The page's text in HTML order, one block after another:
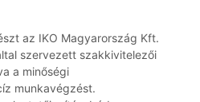
az IKO Magyarország Kft.
szervezett szakkivitelezői
a minőségi
munkavégzést.